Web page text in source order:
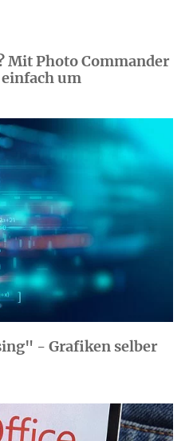
Mit Photo Commander
um
- Grafiken selber